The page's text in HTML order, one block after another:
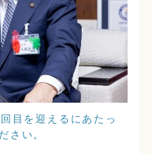
目を迎えるにあたっ
さい。